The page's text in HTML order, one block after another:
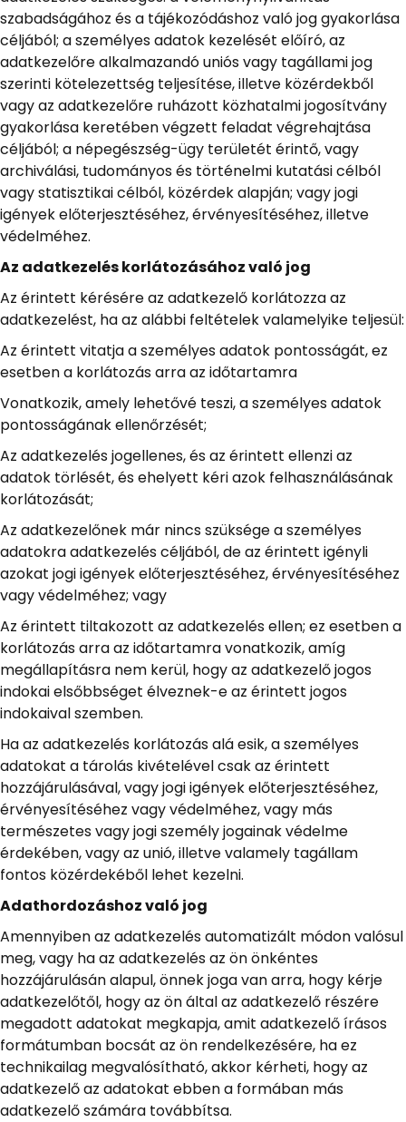
szabadságához és a tájékozódáshoz való jog gyakorlása
céljából; a személyes adatok kezelését előíró, az
adatkezelőre alkalmazandó uniós vagy tagállami jog
szerinti kötelezettség teljesítése, illetve közérdekből
vagy az adatkezelőre ruházott közhatalmi jogosítvány
gyakorlása keretében végzett feladat végrehajtása
céljából; a népegészség-ügy területét érintő, vagy
archiválási, tudományos és történelmi kutatási célból
vagy statisztikai célból, közérdek alapján; vagy jogi
igények előterjesztéséhez, érvényesítéséhez, illetve
védelméhez.
Az adatkezelés korlátozásához való jog
Az érintett kérésére az adatkezelő korlátozza az
adatkezelést, ha az alábbi feltételek valamelyike teljesül:
Az érintett vitatja a személyes adatok pontosságát, ez
esetben a korlátozás arra az időtartamra
Vonatkozik, amely lehetővé teszi, a személyes adatok
pontosságának ellenőrzését;
Az adatkezelés jogellenes, és az érintett ellenzi az
adatok törlését, és ehelyett kéri azok felhasználásának
korlátozását;
Az adatkezelőnek már nincs szüksége a személyes
adatokra adatkezelés céljából, de az érintett igényli
azokat jogi igények előterjesztéséhez, érvényesítéséhez
vagy védelméhez; vagy
Az érintett tiltakozott az adatkezelés ellen; ez esetben a
korlátozás arra az időtartamra vonatkozik, amíg
megállapításra nem kerül, hogy az adatkezelő jogos
indokai elsőbbséget élveznek-e az érintett jogos
indokaival szemben.
Ha az adatkezelés korlátozás alá esik, a személyes
adatokat a tárolás kivételével csak az érintett
hozzájárulásával, vagy jogi igények előterjesztéséhez,
érvényesítéséhez vagy védelméhez, vagy más
természetes vagy jogi személy jogainak védelme
érdekében, vagy az unió, illetve valamely tagállam
fontos közérdekéből lehet kezelni.
Adathordozáshoz való jog
Amennyiben az adatkezelés automatizált módon valósul
meg, vagy ha az adatkezelés az ön önkéntes
hozzájárulásán alapul, önnek joga van arra, hogy kérje
adatkezelőtől, hogy az ön által az adatkezelő részére
megadott adatokat megkapja, amit adatkezelő írásos
formátumban bocsát az ön rendelkezésére, ha ez
technikailag megvalósítható, akkor kérheti, hogy az
adatkezelő az adatokat ebben a formában más
adatkezelő számára továbbítsa.